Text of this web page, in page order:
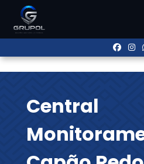
Central